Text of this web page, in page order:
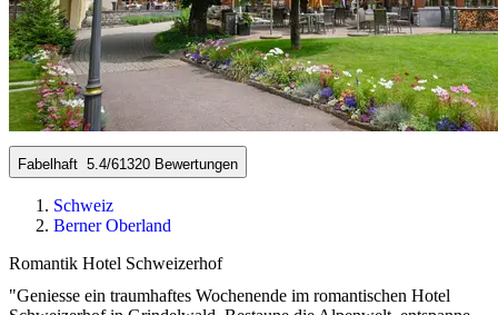
Fabelhaft 5.4/61320 Bewertungen
Schweiz
Berner Oberland
Romantik Hotel Schweizerhof
"Geniesse ein traumhaftes Wochenende im romantischen Hotel